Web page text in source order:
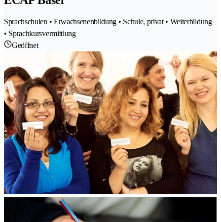
Sprachschulen • Erwachsenenbildung • Schule, privat • Weiterbildung
• Sprachkursvermittlung
Geöffnet